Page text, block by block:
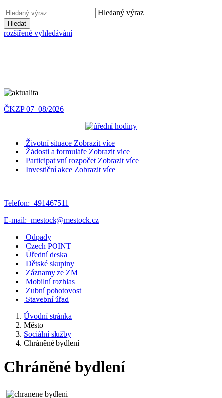
Hledaný výraz
Hledat
rozšířené vyhledávání
ČKZP 07–08/2026
Životní situace Zobrazit více
Žádosti a formuláře Zobrazit více
Participativní rozpočet Zobrazit více
Investiční akce Zobrazit více
Telefon: 491467511
E-mail: mestock@mestock.cz
Odpady
Czech POINT
Úřední deska
Dětské skupiny
Záznamy ze ZM
Mobilní rozhlas
Zubní pohotovost
Stavební úřad
Úvodní stránka
Město
Sociální služby
Chráněné bydlení
Chráněné bydlení